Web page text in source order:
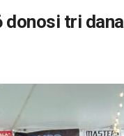
donosi tri dana